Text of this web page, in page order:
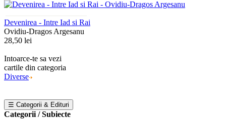
Devenirea - Intre Iad si Rai
Ovidiu-Dragos Argesanu
28,50 lei
Intoarce-te sa vezi
cartile din categoria
Diverse
☰ Categorii & Edituri
Categorii / Subiecte